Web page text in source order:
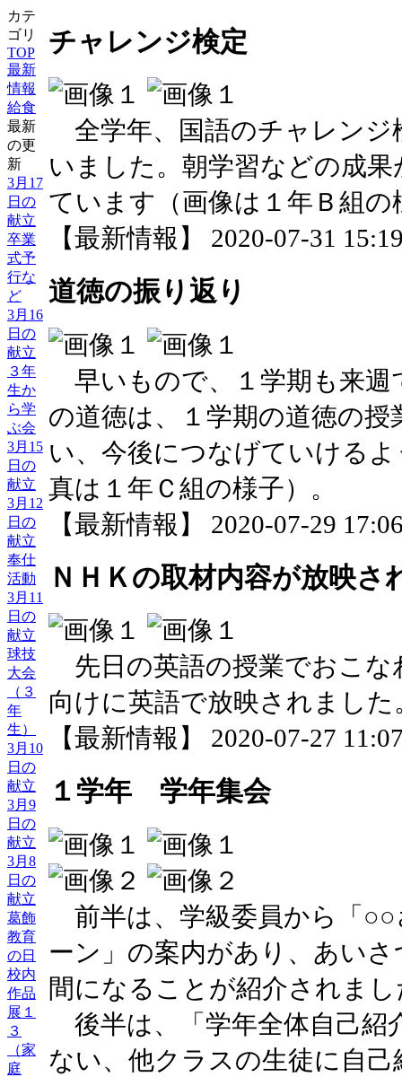
カテ
ゴリ
TOP
最新
情報
給食
最新
の更
新
3月17
日の
献立
卒業
式予
行な
ど
3月16
日の
献立
３年
生か
ら学
ぶ会
3月15
日の
献立
3月12
日の
献立
奉仕
活動
3月11
日の
献立
球技
大会
（３
年
生）
3月10
日の
献立
3月9
日の
献立
3月8
日の
献立
葛飾
教育
の日
校内
作品
展１
３
（家
庭
チャレンジ検定
全学年、国語のチャレンジ
いました。朝学習などの成
ています（画像は１年Ｂ組の
【最新情報】 2020-07-31
道徳の振り返り
早いもので、１学期も来週
の道徳は、１学期の道徳の
い、今後につなげていける
真は１年Ｃ組の様子）。
【最新情報】 2020-07-29
ＮＨＫの取材内容が放映さ
先日の英語の授業でおこな
向けに英語で放映されました
【最新情報】 2020-07-27
１学年 学年集会
前半は、学級委員から「
ーン」の案内があり、あい
間になることが紹介されまし
後半は、「学年全体自己紹
ない、他クラスの生徒に自